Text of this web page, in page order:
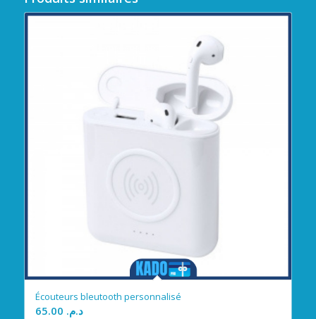
Écouteurs bleutooth personnalisé
د.م.